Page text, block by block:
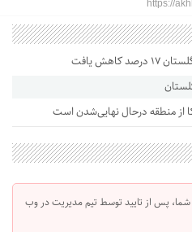
https://
یافت
از منطقه درحال نهایی‌شدن است
پس از تایید توسط تیم مدیریت در وب